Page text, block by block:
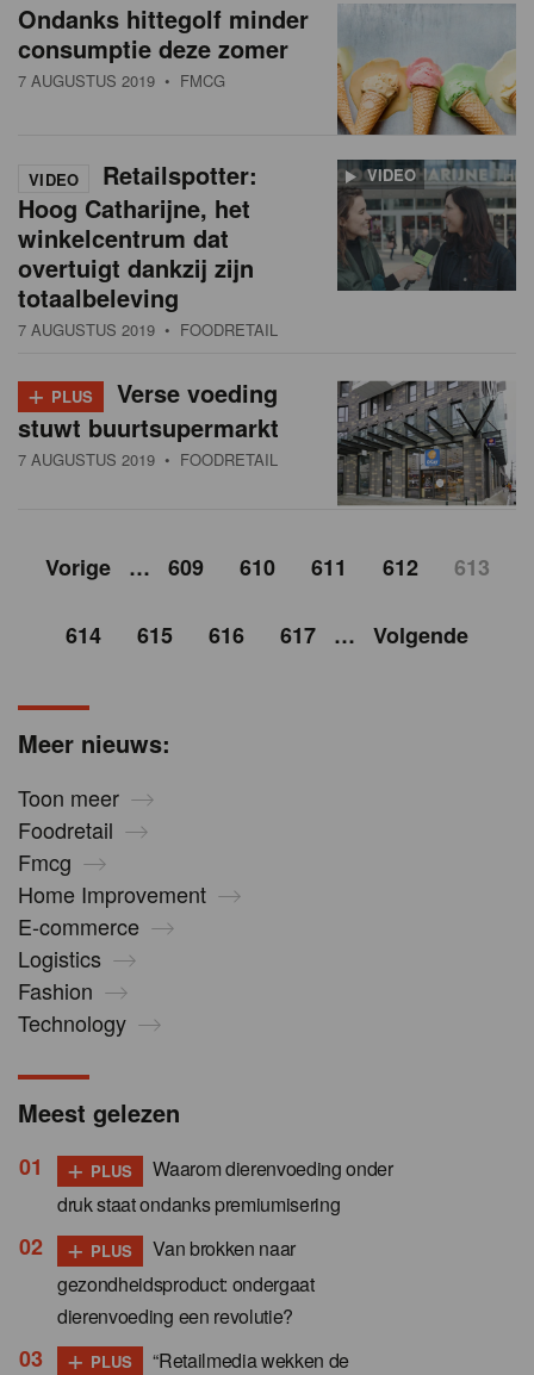
Meer nieuws:
Toon meer
Foodretail
Fmcg
Home Improvement
E-commerce
Logistics
Fashion
Technology
Ondanks hittegolf minder
consumptie deze zomer
7 AUGUSTUS 2019 • FMCG
VIDEO
VIDEO
Retailspotter:
Hoog Catharijne, het
winkelcentrum dat
overtuigt dankzij zijn
totaalbeleving
7 AUGUSTUS 2019 • FOODRETAIL
+ PLUS
Verse voeding
stuwt buurtsupermarkt
7 AUGUSTUS 2019 • FOODRETAIL
Vorige … 609 610 611 612 613
614 615 616 617 … Volgende
Meest gelezen
+ PLUS
Waarom dierenvoeding onder
druk staat ondanks premiumisering
+ PLUS
Van brokken naar
gezondheidsproduct: ondergaat
dierenvoeding een revolutie?
+ PLUS
“Retailmedia wekken de